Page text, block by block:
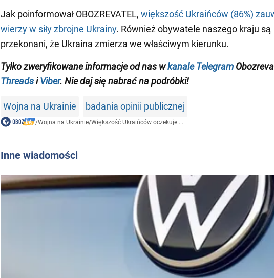
Jak poinformował OBOZREVATEL, większość Ukraińców (86%)
wierzy w siły zbrojne Ukrainy. Również obywatele naszego kraju są
przekonani, że Ukraina zmierza we właściwym kierunku.
Tylko zweryfikowane informacje od nas wkanale Telegram
ThreadsiViber. Nie daj się nabrać na podróbki!
Wojna na Ukrainie badania opinii publicznej
/Wojna na Ukrainie/Większość Ukraińców oczekuje ...
Inne wiadomości